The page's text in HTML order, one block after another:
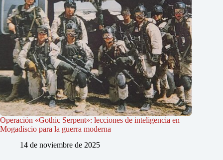
Operación «Gothic Serpent»: lecciones de inteligencia en
Mogadiscio para la guerra moderna
14 de noviembre de 2025